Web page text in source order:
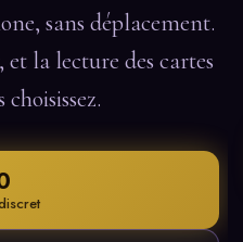
sans déplacement.
la lecture des cartes